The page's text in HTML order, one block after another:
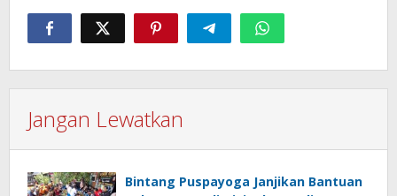
Jangan Lewatkan
Bintang Puspayoga Janjikan Bantuan